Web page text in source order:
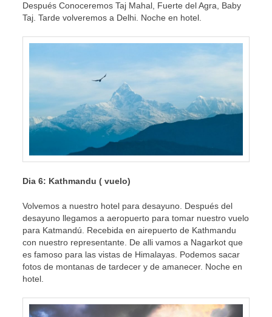
Después Conoceremos Taj Mahal, Fuerte del Agra, Baby
Taj. Tarde volveremos a Delhi. Noche en hotel.
Dia 6: Kathmandu ( vuelo)
Volvemos a nuestro hotel para desayuno. Después del
desayuno llegamos a aeropuerto para tomar nuestro vuelo
para Katmandú. Recebida en airepuerto de Kathmandu
con nuestro representante. De alli vamos a Nagarkot que
es famoso para las vistas de Himalayas. Podemos sacar
fotos de montanas de tardecer y de amanecer. Noche en
hotel.